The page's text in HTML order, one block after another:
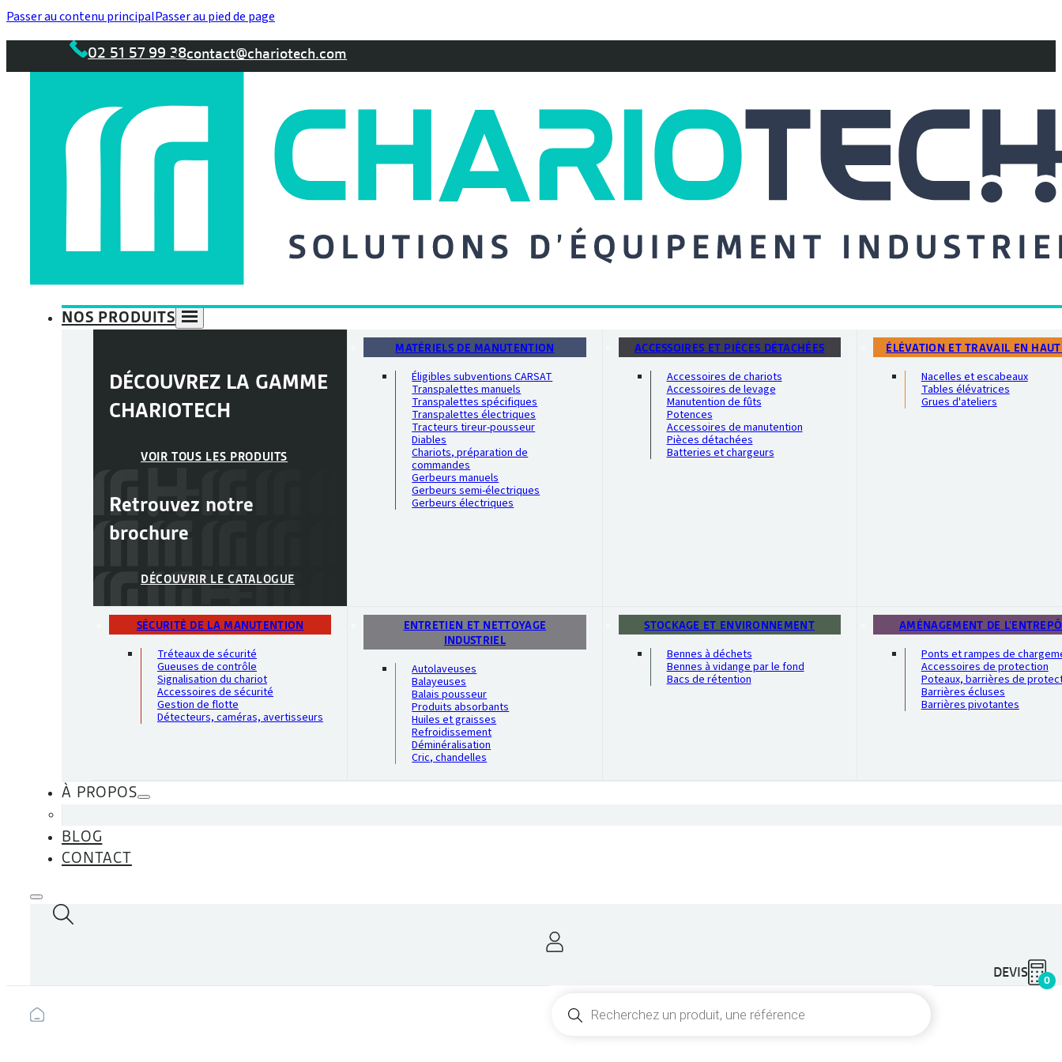
Passer au contenu principalPasser au pied de page
02 51 57 99 38contact@chariotech.com
NOS PRODUITS
DÉCOUVREZ LA GAMME
CHARIOTECH
VOIR TOUS LES PRODUITS
Retrouvez notre
brochure
DÉCOUVRIR LE CATALOGUE
MATÉRIELS DE MANUTENTION
Éligibles subventions CARSAT
Transpalettes manuels
Transpalettes spécifiques
Transpalettes électriques
Tracteurs tireur-pousseur
Diables
Chariots, préparation de
commandes
Gerbeurs manuels
Gerbeurs semi-électriques
Gerbeurs électriques
ACCESSOIRES ET PIÈCES DÉTACHÉES
Accessoires de chariots
Accessoires de levage
Manutention de fûts
Potences
Accessoires de manutention
Pièces détachées
Batteries et chargeurs
ÉLÉVATION ET TRAVAIL EN
Nacelles et escabeaux
Tables élévatrices
Grues d'ateliers
SÉCURITÉ DE LA MANUTENTION
Tréteaux de sécurité
Gueuses de contrôle
Signalisation du chariot
Accessoires de sécurité
Gestion de flotte
Détecteurs, caméras, avertisseurs
ENTRETIEN ET NETTOYAGE
INDUSTRIEL
Autolaveuses
Balayeuses
Balais pousseur
Produits absorbants
Huiles et graisses
Refroidissement
Déminéralisation
Cric, chandelles
STOCKAGE ET ENVIRONNEMENT
Bennes à déchets
Bennes à vidange par le fond
Bacs de rétention
AMÉNAGEMENT DE
Ponts et rampes de
Accessoires de protection
Poteaux, barrières de
Barrières écluses
Barrières pivotantes
À PROPOS
BLOG
CONTACT
produits
0
DEVIS